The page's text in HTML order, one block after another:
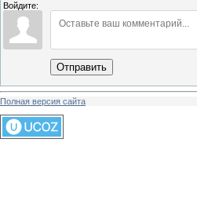
Войдите:
Отправить
Полная версия сайта